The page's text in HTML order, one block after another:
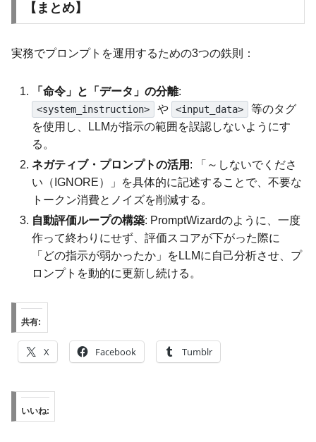
【まとめ】
実務でプロンプトを運用するための3つの鉄則：
「命令」と「データ」の分離:
<system_instruction> や <input_data>
等のタグ
を使用し、LLMが指示の範囲を誤認しないようにす
る。
ネガティブ・プロンプトの活用 : 「～しないでくださ
い（IGNORE）」を具体的に記述することで、不要な
トークン消費とノイズを削減する。
自動評価ループの構築: PromptWizardのように、一度
作って終わりにせず、評価スコアが下がった際に
「どの指示が弱かったか」をLLMに自己分析させ、プ
ロンプトを動的に更新し続ける。
共有:
X Facebook Tumblr
いいね: